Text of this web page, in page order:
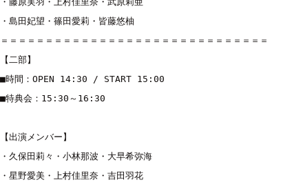
・島田妃望・篠田愛莉・皆藤悠柚
＝＝＝＝＝＝＝＝＝＝＝＝＝＝＝＝＝＝＝＝＝＝＝＝＝＝＝＝＝＝
【二部】
■時間：OPEN 14:30 / START 15:00
■特典会：15:30～16:30
【出演メンバー】
・久保田莉々・小林那波・大早希弥海
・星野愛美・上村佳里奈・吉田羽花